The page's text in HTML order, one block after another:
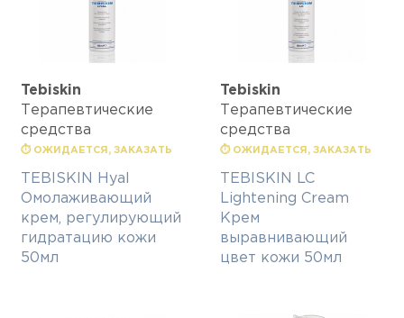
Tebiskin
Терапевтические
средства
⏱ ОЖИДАЕТСЯ, ЗАКАЗАТЬ
TEBISKIN Hyal
Омолаживающий
крем, регулирующий
гидратацию кожи
50мл
Tebiskin
Терапевтические
средства
⏱ ОЖИДАЕТСЯ, ЗАКАЗАТЬ
TEBISKIN LC
Lightening Cream
Крем
выравнивающий
цвет кожи 50мл